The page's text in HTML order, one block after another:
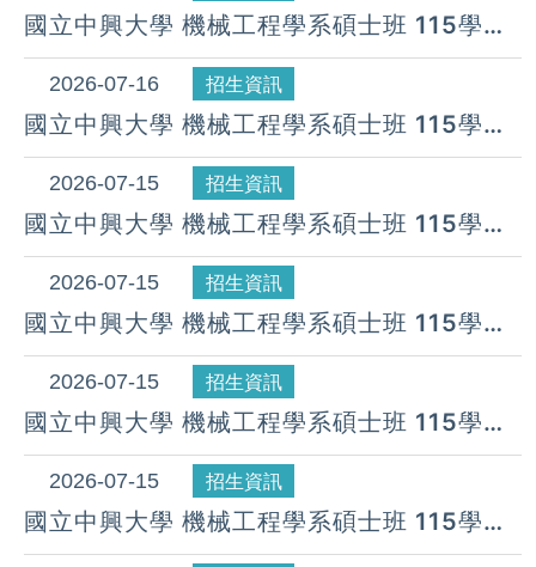
國立中興大學 機械工程學系碩士班 115學年
度 第15梯次遞補公告( 07月 17日)
2026-07-16 招生資訊
國立中興大學 機械工程學系碩士班 115學年
度 第14梯次遞補公告( 07月 16日)
2026-07-15 招生資訊
國立中興大學 機械工程學系碩士班 115學年
度 第13梯次遞補公告( 07月 15日)
2026-07-15 招生資訊
國立中興大學 機械工程學系碩士班 115學年
度 第12梯次遞補公告( 07月 15日)
2026-07-15 招生資訊
國立中興大學 機械工程學系碩士班 115學年
度 第11梯次遞補公告( 07月 15日)
2026-07-15 招生資訊
國立中興大學 機械工程學系碩士班 115學年
度 第10梯次遞補公告( 07月 15日)